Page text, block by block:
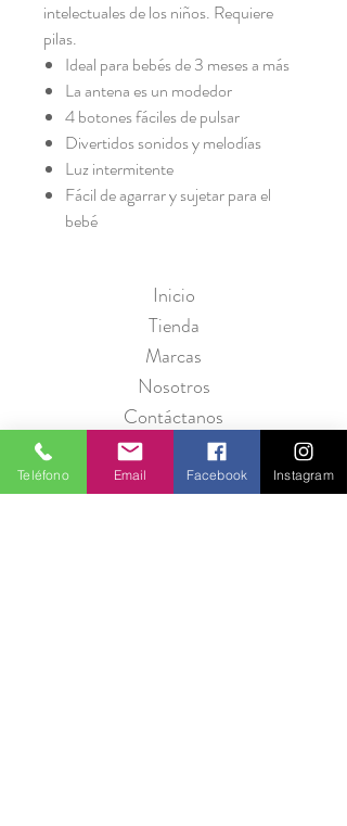
intelectuales de los niños. Requiere
pilas.
Ideal para bebés de 3 meses a más
La antena es un modedor
4 botones fáciles de pulsar
Divertidos sonidos y melodías
Luz intermitente
Fácil de agarrar y sujetar para el
bebé
Inicio
Tienda
Marcas
Nosotros
Contáctanos
Teléfono Email Facebook Instagram